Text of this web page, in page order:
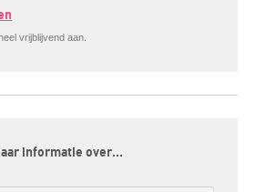
vrijblijvend aan.
informatie over…